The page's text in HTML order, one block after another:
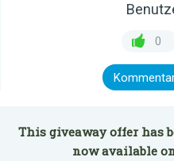
0
This giveaway offer has
now available